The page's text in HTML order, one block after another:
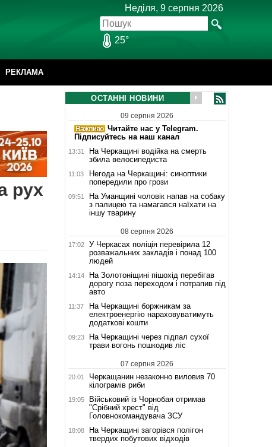
Неділя, 9 серпня 2026
25°
РЕКЛАМА
рух
ОСТАННІ НОВИНИ
09 серпня 2026
Читайте нас у Telegram.
Підписуйтесь на наш канал
13:31
На Черкащині водійка на смерть
збила велосипедиста
11:03
Негода на Черкащині: синоптики
попередили про грози
09:51
На Уманщині чоловік напав на собаку
з палицею та намагався наїхати на
іншу тварину
08 серпня 2026
17:02
У Черкасах поліція перевірила 12
розважальних закладів і понад 100
людей
14:14
На Золотоніщині пішохід перебігав
дорогу поза переходом і потрапив під
авто
11:37
На Черкащині боржникам за
електроенергію нараховуватимуть
додаткові кошти
09:23
На Черкащині через підпал сухої
трави вогонь пошкодив ліс
07 серпня 2026
20:01
Черкащанин незаконно виловив 70
кілограмів риби
19:05
Військовий із Чорнобая отримав
"Срібний хрест" від
Головнокомандувача ЗСУ
18:08
На Черкащині загорівся полігон
твердих побутових відходів